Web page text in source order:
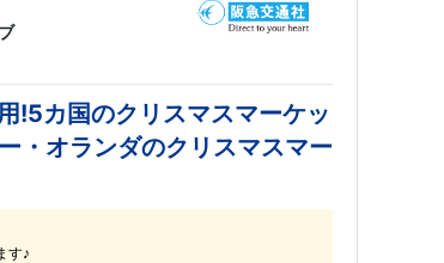
カ国のクリスマスマーケッ
・オランダのクリスマスマー
す♪